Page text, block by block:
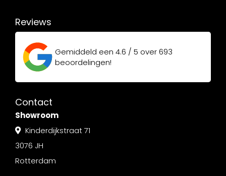
Reviews
Gemiddeld een 4.6 / 5 over693
beoordelingen!
Contact
Showroom
Kinderdijkstraat 71
3076 JH
Rotterdam